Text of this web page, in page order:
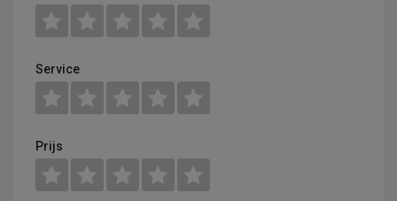
Service
Prijs